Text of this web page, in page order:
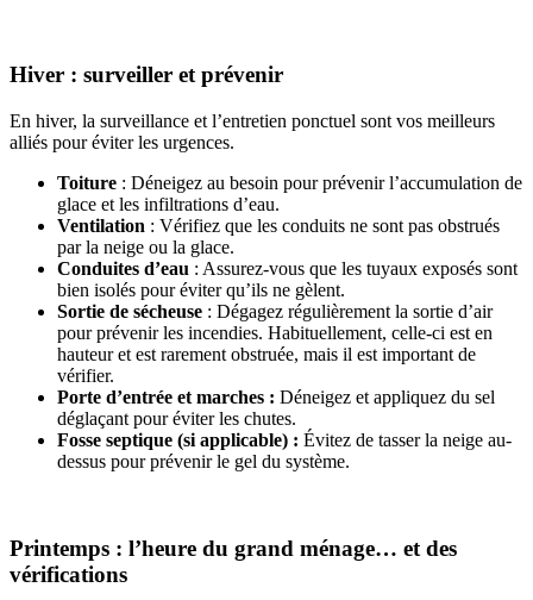
Hiver : surveiller et prévenir
En hiver, la surveillance et l’entretien ponctuel sont vos meilleurs
alliés pour éviter les urgences.
Toiture : Déneigez au besoin pour prévenir l’accumulation de
glace et les infiltrations d’eau.
Ventilation : Vérifiez que les conduits ne sont pas obstrués
par la neige ou la glace.
Conduites d’eau : Assurez-vous que les tuyaux exposés sont
bien isolés pour éviter qu’ils ne gèlent.
Sortie de sécheuse : Dégagez régulièrement la sortie d’air
pour prévenir les incendies. Habituellement, celle-ci est en
hauteur et est rarement obstruée, mais il est important de
vérifier.
Porte d’entrée et marches : Déneigez et appliquez du sel
déglaçant pour éviter les chutes.
Fosse septique (si applicable) : Évitez de tasser la neige au-
dessus pour prévenir le gel du système.
Printemps : l’heure du grand ménage… et des
vérifications